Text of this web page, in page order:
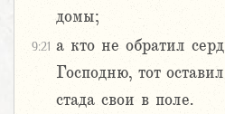
домы;
9:21 а кто не обратил
Господню, тот
стада свои в поле.